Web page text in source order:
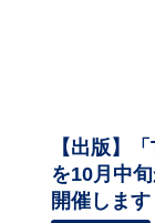
【出版】
を10月中
開催します